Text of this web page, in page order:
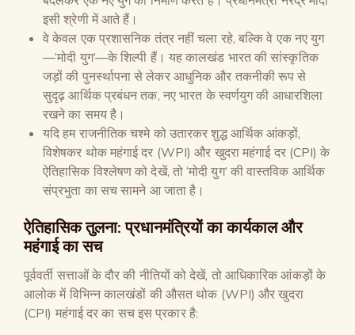
इसी श्रेणी में आते हैं।
वे केवल एक प्रशासनिक तंत्र नहीं चला रहे, बल्कि वे एक नए युग
—’मोदी युग’—के शिल्पी हैं। यह कालखंड भारत की सांस्कृतिक
जड़ों की पुनर्स्थापना से लेकर आधुनिक और तकनीकी रूप से
सुदृढ़ आर्थिक प्रबंधन तक, नए भारत के स्वर्णयुग की आधारशिला
रखने का समय है।
यदि हम राजनीतिक चश्मे को उतारकर शुद्ध आर्थिक आंकड़ों,
विशेषकर थोक महंगाई दर (WPI) और खुदरा महंगाई दर (CPI) के
ऐतिहासिक विश्लेषण को देखें, तो ‘मोदी युग’ की वास्तविक आर्थिक
संप्रभुता का सच सामने आ जाता है।
ऐतिहासिक तुलना: प्रधानमंत्रियों का कार्यकाल और
महंगाई का सच
पूर्ववर्ती सत्ताओं के दौर की नीतियों को देखें, तो आधिकारिक आंकड़ों के
आलोक में विभिन्न कालखंडों की औसत थोक (WPI) और खुदरा
(CPI) महंगाई दर का सच इस प्रकार है: